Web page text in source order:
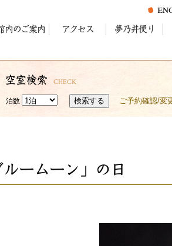
内のご案内
アクセス 夢乃井便り
空室検索 CHECK
泊数 検索する ご予約確認/変
ームーン」の日